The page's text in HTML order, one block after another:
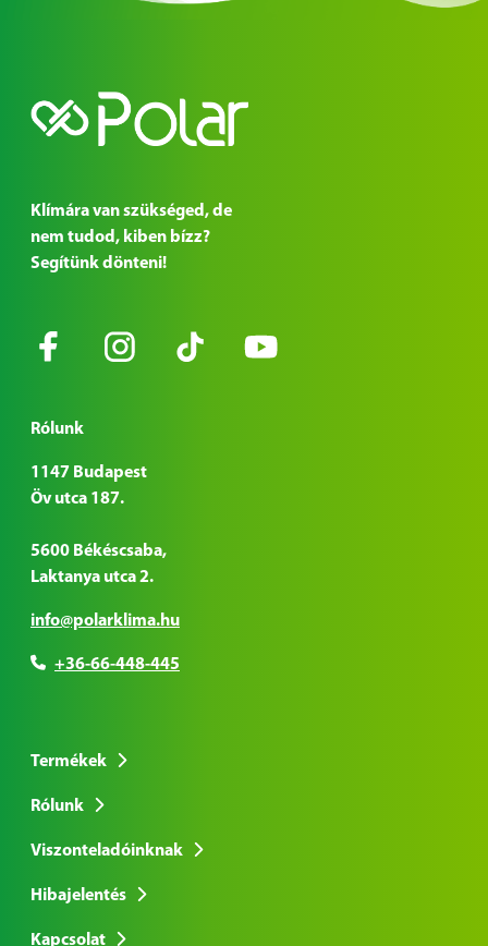
Klímára van szükséged, de
nem tudod, kiben bízz?
Segítünk dönteni!
Rólunk
1147 Budapest
Öv utca 187.
5600 Békéscsaba,
Laktanya utca 2.
info@polarklima.hu
+36-66-448-445
Termékek
Rólunk
Viszonteladóinknak
Hibajelentés
Kapcsolat